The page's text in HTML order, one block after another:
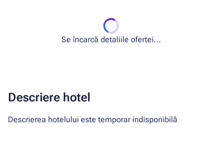
Se încarcă detaliile ofertei...
Descriere hotel
Descrierea hotelului este temporar indisponibilă